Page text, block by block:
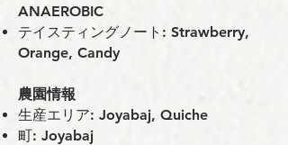
ANAEROBIC
テイスティングノート: Strawberry,
Orange, Candy
農園情報
⽣産エリア: Joyabaj, Quiche
町: Joyabaj